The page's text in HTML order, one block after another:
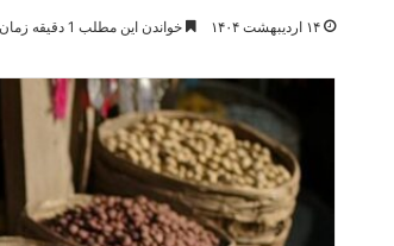
۱۴ اردیبهشت ۱۴۰۴ خواندن این مطلب 1 دقیقه زمان میبرد